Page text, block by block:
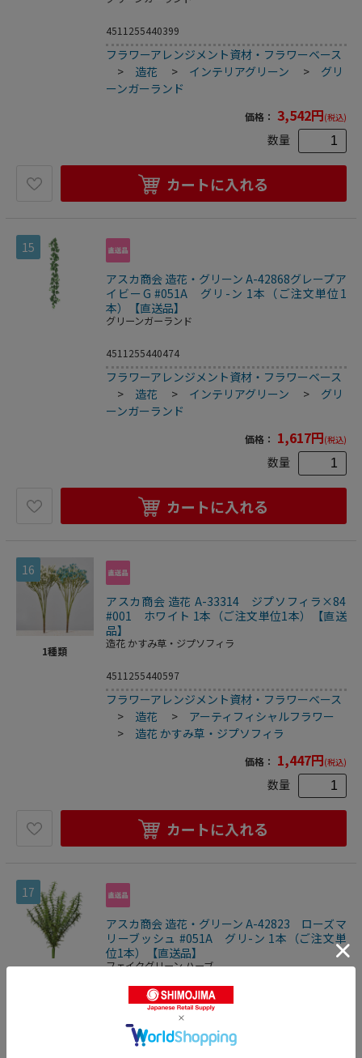
4511255440399
フラワーアレンジメント資材・フラワーベース
> 造花 > インテリアグリーン > グリ
ーンガーランド
価格： 3,542円(税込)
数量
カートに入れる
15
アスカ商会 造花・グリーン A-42868グレープア
イビーG #051A グリ-ン 1本（ご注文単位1
本）【直送品】
グリーンガーランド
4511255440474
フラワーアレンジメント資材・フラワーベース
> 造花 > インテリアグリーン > グリ
ーンガーランド
価格： 1,617円(税込)
数量
カートに入れる
16
1種類
アスカ商会 造花 A-33314 ジプソフィラ×84
#001 ホワイト 1本（ご注文単位1本）【直送
品】
造花 かすみ草・ジプソフィラ
4511255440597
フラワーアレンジメント資材・フラワーベース
> 造花 > アーティフィシャルフラワー
> 造花 かすみ草・ジプソフィラ
価格： 1,447円(税込)
数量
カートに入れる
17
アスカ商会 造花・グリーン A-42823 ローズマ
リーブッシュ #051A グリ-ン 1本（ご注文単
位1本）【直送品】
フェイクグリーン ハーブ
4511255440757
フラワーアレンジメント資材・フラワーベース
>造花>フェイクグリーン